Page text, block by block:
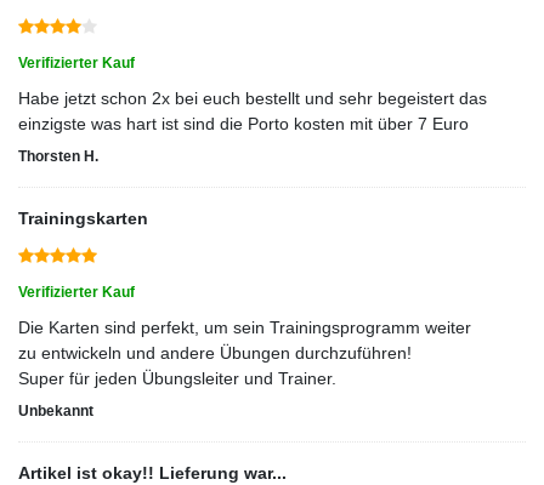
Verifizierter Kauf
Habe jetzt schon 2x bei euch bestellt und sehr begeistert das
einzigste was hart ist sind die Porto kosten mit über 7 Euro
Thorsten H.
Trainingskarten
Verifizierter Kauf
Die Karten sind perfekt, um sein Trainingsprogramm weiter
zu entwickeln und andere Übungen durchzuführen!
Super für jeden Übungsleiter und Trainer.
Unbekannt
Artikel ist okay!! Lieferung war...